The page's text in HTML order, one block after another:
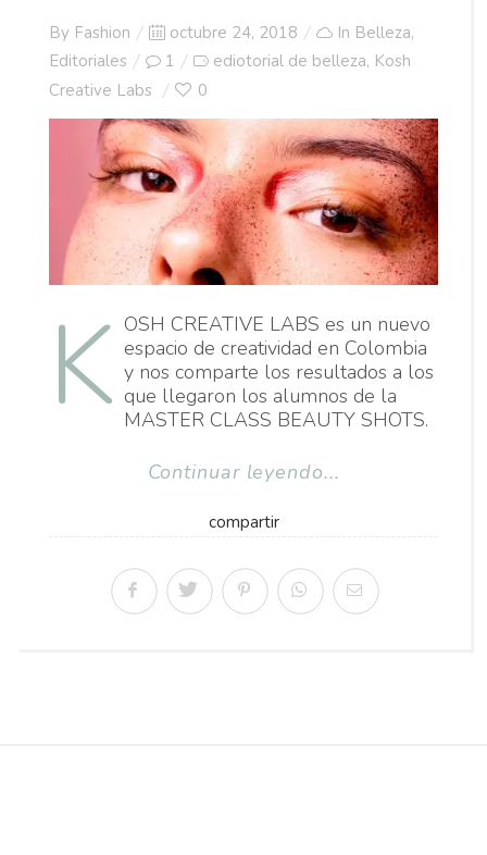
By Fashion
Posted
on
octubre 24, 2018 In Belleza,
Editoriales
1 ediotorial de belleza, Kosh
Creative Labs
0
K OSH CREATIVE LABS es un nuevo
espacio de creatividad en Colombia
y nos comparte los resultados a los
que llegaron los alumnos de la
MASTER CLASS BEAUTY SHOTS.
Continuar leyendo...
compartir